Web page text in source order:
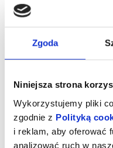
Zgoda
Niniejsza strona
Wykorzystujemy pliki
zgodnie z Polityką
i reklam, aby oferować
analizować ruch w